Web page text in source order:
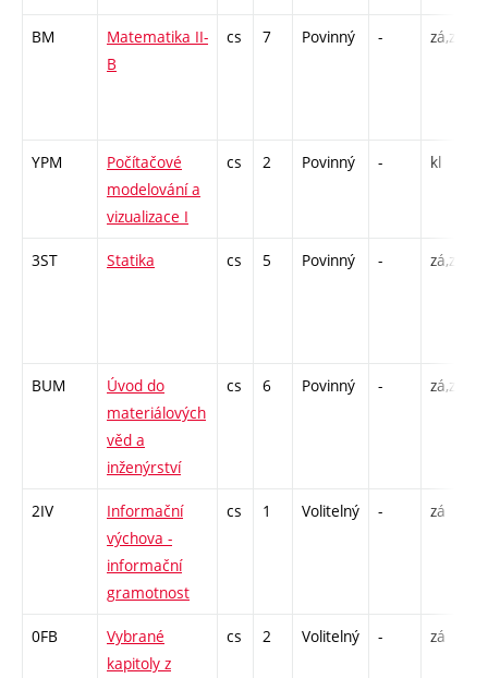
BM
Matematika II-
B
cs 7 Povinný - zá,zk
YPM
Počítačové
modelování a
vizualizace I
cs 2 Povinný - kl
3ST Statika cs 5 Povinný - zá,zk
BUM
Úvod do
materiálových
věd a
inženýrství
cs 6 Povinný - zá,zk
2IV
Informační
výchova -
informační
gramotnost
cs 1 Volitelný - zá
0FB
Vybrané
kapitoly z
cs 2 Volitelný - zá